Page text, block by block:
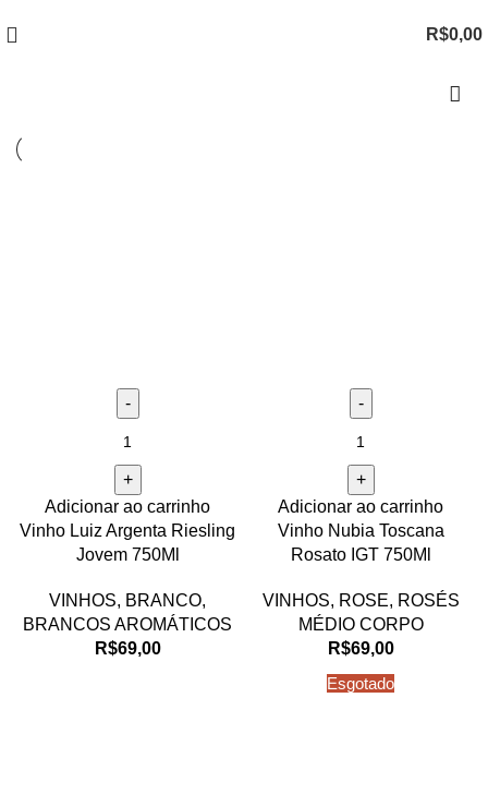
R$0,00
Adicionar ao carrinho
Vinho Luiz Argenta Riesling
Jovem 750Ml
VINHOS, BRANCO,
BRANCOS AROMÁTICOS
R$69,00
Adicionar ao carrinho
Vinho Nubia Toscana
Rosato IGT 750Ml
VINHOS, ROSE, ROSÉS
MÉDIO CORPO
R$69,00
Esgotado